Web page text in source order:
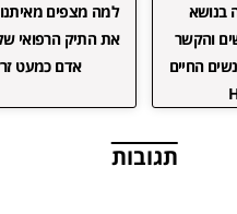
בנושא
והקשר
החיים
למה מצפים
את התיק הרפואי
אדם כמעט
תגובות